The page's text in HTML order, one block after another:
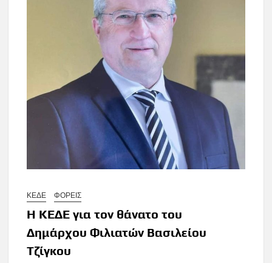
ΚΕΔΕ ΦΟΡΕΙΣ
H ΚΕΔΕ για τον θάνατο του
Δημάρχου Φιλιατών Βασιλείου
Τζίγκου